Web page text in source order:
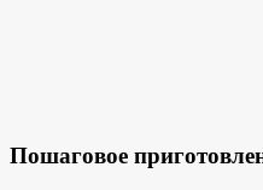
Пошаговое